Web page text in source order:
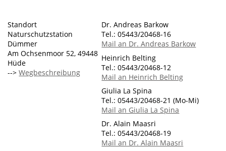
Standort
Naturschutzstation
Dümmer
Am Ochsenmoor 52, 49448
Hüde
-->Wegbeschreibung
Dr. Andreas Barkow
Tel.: 05443/20468-16
Mail an Dr. Andreas Barkow
Heinrich Belting
Tel.: 05443/20468-12
Mail an Heinrich Belting
Giulia La Spina
Tel.: 05443/20468-21 (Mo-Mi)
Mail an Giulia La Spina
Dr. Alain Maasri
Tel.: 05443/20468-19
Mail an Dr. Alain Maasri